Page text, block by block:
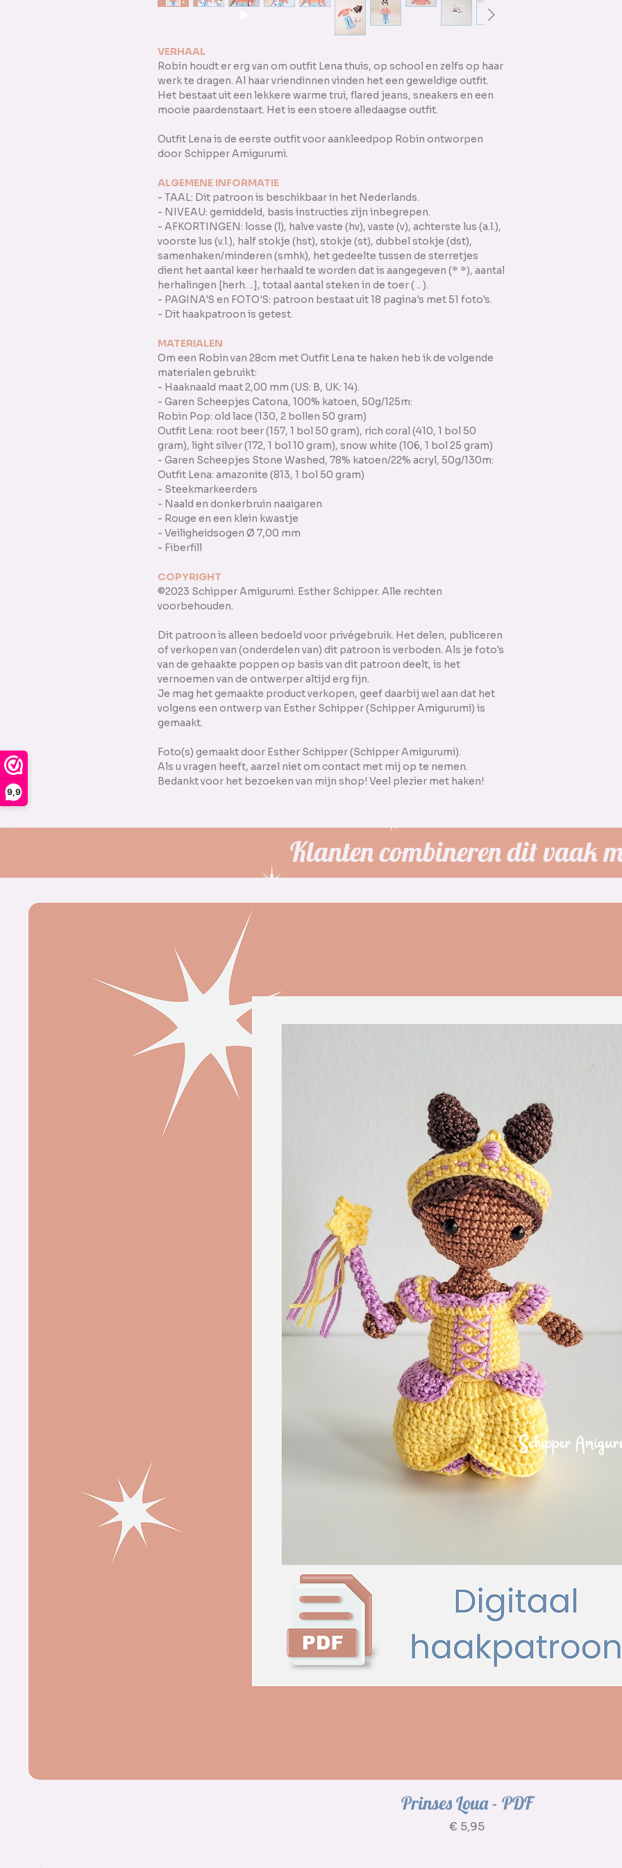
9,9
VERHAAL
Robin houdt er erg van om outfit Lena thuis, op school en zelfs op haar
werk te dragen. Al haar vriendinnen vinden het een geweldige outfit.
Het bestaat uit een lekkere warme trui, flared jeans, sneakers en een
mooie paardenstaart. Het is een stoere alledaagse outfit.
Outfit Lena is de eerste outfit voor aankleedpop Robin ontworpen
door Schipper Amigurumi.
ALGEMENE INFORMATIE
- TAAL: Dit patroon is beschikbaar in het Nederlands.
- NIVEAU: gemiddeld, basis instructies zijn inbegrepen.
- AFKORTINGEN: losse (l), halve vaste (hv), vaste (v), achterste lus (a.l.),
voorste lus (v.l.), half stokje (hst), stokje (st), dubbel stokje (dst),
samenhaken/minderen (smhk), het gedeelte tussen de sterretjes
dient het aantal keer herhaald te worden dat is aangegeven (* *), aantal
herhalingen [herh. ..], totaal aantal steken in de toer ( .. ).
- PAGINA'S en FOTO'S: patroon bestaat uit 18 pagina's met 51 foto's.
- Dit haakpatroon is getest.
MATERIALEN
Om een Robin van 28cm met Outfit Lena te haken heb ik de volgende
materialen gebruikt:
- Haaknaald maat 2,00 mm (US: B, UK: 14).
- Garen Scheepjes Catona, 100% katoen, 50g/125m:
Robin Pop: old lace (130, 2 bollen 50 gram)
Outfit Lena: root beer (157, 1 bol 50 gram), rich coral (410, 1 bol 50
gram), light silver (172, 1 bol 10 gram), snow white (106, 1 bol 25 gram)
- Garen Scheepjes Stone Washed, 78% katoen/22% acryl, 50g/130m:
Outfit Lena: amazonite (813, 1 bol 50 gram)
- Steekmarkeerders
- Naald en donkerbruin naaigaren
- Rouge en een klein kwastje
- Veiligheidsogen Ø 7,00 mm
- Fiberfill
COPYRIGHT
©2023 Schipper Amigurumi. Esther Schipper. Alle rechten
voorbehouden.
Dit patroon is alleen bedoeld voor privégebruik. Het delen, publiceren
of verkopen van (onderdelen van) dit patroon is verboden. Als je foto's
van de gehaakte poppen op basis van dit patroon deelt, is het
vernoemen van de ontwerper altijd erg fijn.
Je mag het gemaakte product verkopen, geef daarbij wel aan dat het
volgens een ontwerp van Esther Schipper (Schipper Amigurumi) is
gemaakt.
Foto(s) gemaakt door Esther Schipper (Schipper Amigurumi).
Als u vragen heeft, aarzel niet om contact met mij op te nemen.
Bedankt voor het bezoeken van mijn shop! Veel plezier met haken!
Klanten combineren dit vaak
Prinses Loua - PDF
Prijs
€ 5,95